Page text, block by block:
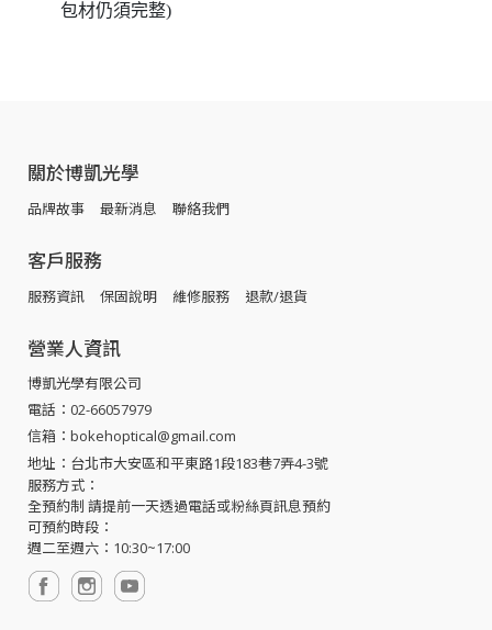
包材仍須完整)
關於博凱光學
品牌故事 最新消息 聯絡我們
客戶服務
服務資訊 保固說明 維修服務 退款/退貨
營業人資訊
博凱光學有限公司
電話：02-66057979
信箱：bokehoptical@gmail.com
地址：台北市大安區和平東路1段183巷7弄4-3號
服務方式：
全預約制 請提前一天透過電話或粉絲頁訊息預約
可預約時段：
週二至週六：10:30~17:00